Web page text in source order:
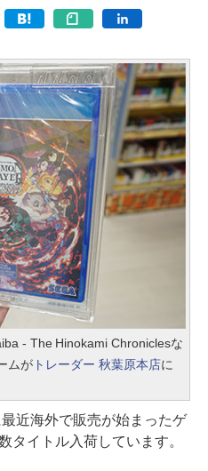
- The Hinokami Chroniclesな
ムがトレーダー 秋葉原本店に
近海外で販売が始まったゲ
タイトル入荷しています。